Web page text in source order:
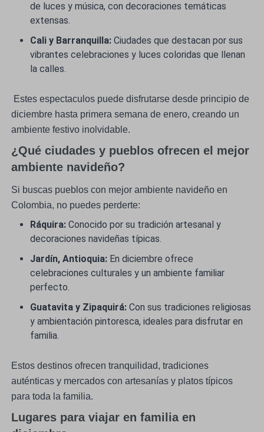
de luces y música, con decoraciones temáticas
extensas.
Cali y Barranquilla: Ciudades que destacan por sus
vibrantes celebraciones y luces coloridas que llenan
la calles.
Estes espectaculos puede disfrutarse desde principio de
diciembre hasta primera semana de enero, creando un
ambiente festivo inolvidable.
¿Qué ciudades y pueblos ofrecen el mejor
ambiente navideño?
Si buscas pueblos con mejor ambiente navideño en
Colombia, no puedes perderte:
Ráquira: Conocido por su tradición artesanal y
decoraciones navideñas típicas.
Jardín, Antioquia:En diciembre ofrece
celebraciones culturales y un ambiente familiar
perfecto.
Guatavita y Zipaquirá:Con sus tradiciones religiosas
y ambientación pintoresca, ideales para disfrutar en
familia.
Estos destinos ofrecen tranquilidad, tradiciones
auténticas y mercados con artesanías y platos típicos
para toda la familia.
Lugares para viajar en familia en